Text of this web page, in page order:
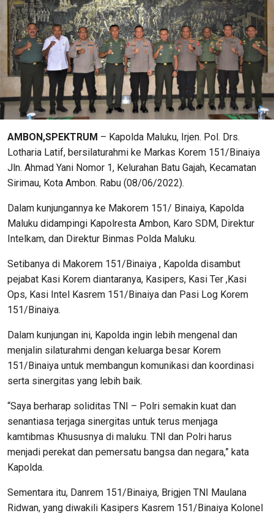
AMBON,SPEKTRUM – Kapolda Maluku, Irjen. Pol. Drs.
Lotharia Latif, bersilaturahmi ke Markas Korem 151/Binaiya
Jln. Ahmad Yani Nomor 1, Kelurahan Batu Gajah, Kecamatan
Sirimau, Kota Ambon. Rabu (08/06/2022).
Dalam kunjungannya ke Makorem 151/ Binaiya, Kapolda
Maluku didampingi Kapolresta Ambon, Karo SDM, Direktur
Intelkam, dan Direktur Binmas Polda Maluku.
Setibanya di Makorem 151/Binaiya , Kapolda disambut
pejabat Kasi Korem diantaranya, Kasipers, Kasi Ter ,Kasi
Ops, Kasi Intel Kasrem 151/Binaiya dan Pasi Log Korem
151/Binaiya.
Dalam kunjungan ini, Kapolda ingin lebih mengenal dan
menjalin silaturahmi dengan keluarga besar Korem
151/Binaiya untuk membangun komunikasi dan koordinasi
serta sinergitas yang lebih baik.
“Saya berharap soliditas TNI – Polri semakin kuat dan
senantiasa terjaga sinergitas untuk terus menjaga
kamtibmas Khususnya di maluku. TNI dan Polri harus
menjadi perekat dan pemersatu bangsa dan negara,” kata
Kapolda.
Sementara itu, Danrem 151/Binaiya, Brigjen TNI Maulana
Ridwan, yang diwakili Kasipers Kasrem 151/Binaiya Kolonel